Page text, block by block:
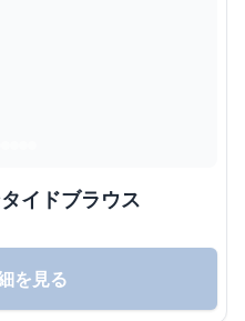
イドブラウス
を見る